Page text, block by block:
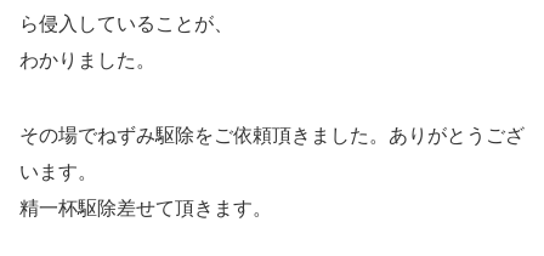
ら侵入していることが、
わかりました。
その場でねずみ駆除をご依頼頂きました。ありがとうござ
います。
精一杯駆除差せて頂きます。